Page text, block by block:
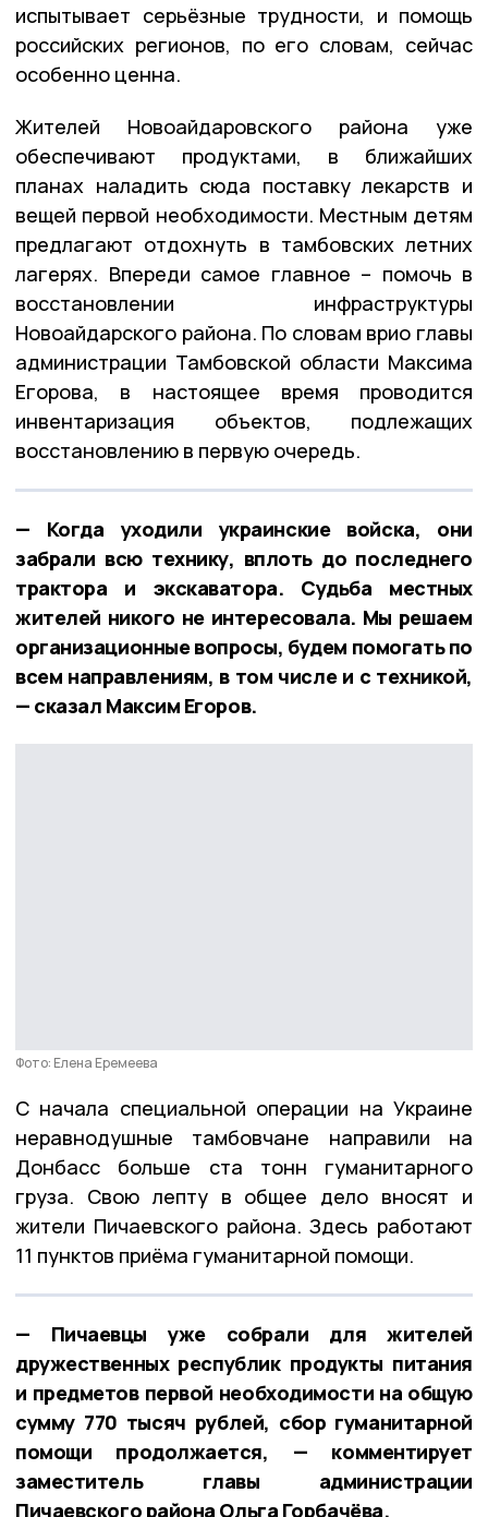
испытывает серьёзные трудности, и помощь
российских регионов, по его словам, сейчас
особенно ценна.
Жителей Новоайдаровского района уже
обеспечивают продуктами, в ближайших
планах наладить сюда поставку лекарств и
вещей первой необходимости. Местным детям
предлагают отдохнуть в тамбовских летних
лагерях. Впереди самое главное – помочь в
восстановлении инфраструктуры
Новоайдарского района. По словам врио главы
администрации Тамбовской области Максима
Егорова, в настоящее время проводится
инвентаризация объектов, подлежащих
восстановлению в первую очередь.
— Когда уходили украинские войска, они
забрали всю технику, вплоть до последнего
трактора и экскаватора. Судьба местных
жителей никого не интересовала. Мы решаем
организационные вопросы, будем помогать по
всем направлениям, в том числе и с техникой,
— сказал Максим Егоров.
Фото: Елена Еремеева
С начала специальной операции на Украине
неравнодушные тамбовчане направили на
Донбасс больше ста тонн гуманитарного
груза. Свою лепту в общее дело вносят и
жители Пичаевского района. Здесь работают
11 пунктов приёма гуманитарной помощи.
— Пичаевцы уже собрали для жителей
дружественных республик продукты питания
и предметов первой необходимости на общую
сумму 770 тысяч рублей, сбор гуманитарной
помощи продолжается, — комментирует
заместитель главы администрации
Пичаевского района Ольга Горбачёва.